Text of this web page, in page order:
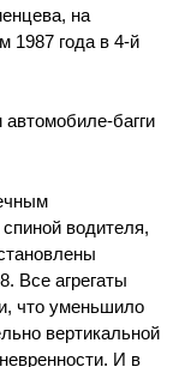
на
1987 года в 4-й
багги
водителя,
Все агрегаты
что уменьшило
вертикальной
И в